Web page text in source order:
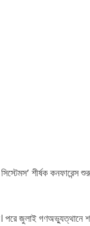
শীর্ষক
গণঅভ্যুত্থানে শহিদ